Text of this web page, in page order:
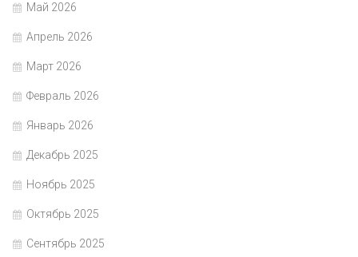
Май 2026
Апрель 2026
Март 2026
Февраль 2026
Январь 2026
Декабрь 2025
Ноябрь 2025
Октябрь 2025
Сентябрь 2025